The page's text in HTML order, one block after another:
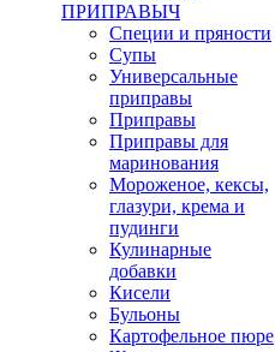
ПРИПРАВЫЧ
Специи и пряности
Супы
Универсальные
приправы
Приправы
Приправы для
маринования
Мороженое, кексы,
глазури, крема и
пудинги
Кулинарные
добавки
Кисели
Бульоны
Картофельное пюре